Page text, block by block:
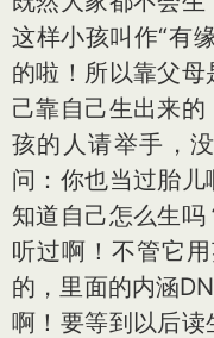
这样小孩叫作“有
的啦！所以靠父
己靠自己生出来
孩的人请举手，
问：你也当过胎
知道自己怎么生
听过啊！不管它
的，里面的内涵
啊！要等到以后